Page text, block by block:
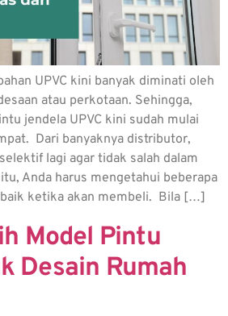
UPVC kini banyak diminati oleh
atau perkotaan. Sehingga,
jendela UPVC kini sudah mulai
Dari banyaknya distributor,
lagi agar tidak salah dalam
Anda harus mengetahui beberapa
ketika akan membeli. Bila […]
Model Pintu
Desain Rumah